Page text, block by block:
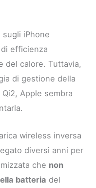
sugli iPhone
efficienza
del calore. Tuttavia,
di gestione della
Apple sembra
wireless inversa
diversi anni per
che non
batteria del